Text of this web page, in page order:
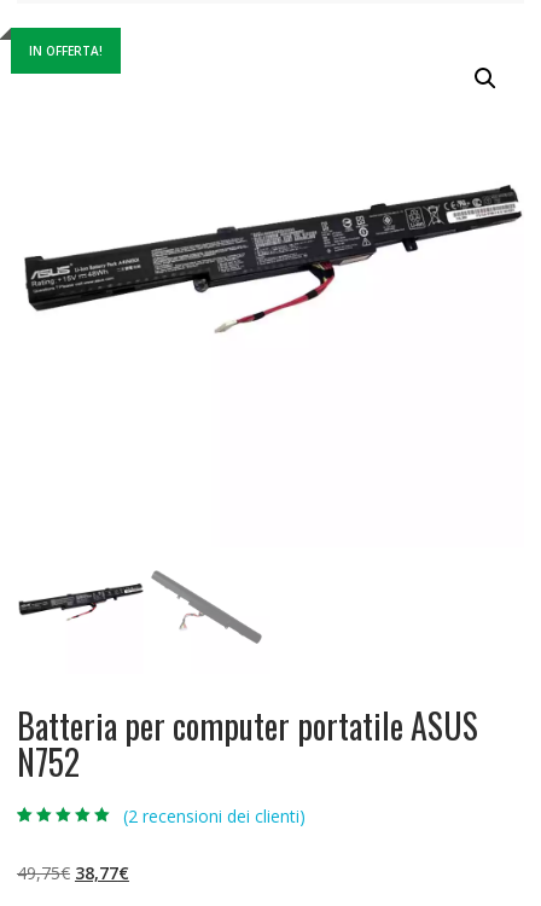
IN OFFERTA!
Batteria per computer portatile ASUS
N752
base di
recensioni
(2 recensioni dei clienti)
49,75€ Il
38,77€Il